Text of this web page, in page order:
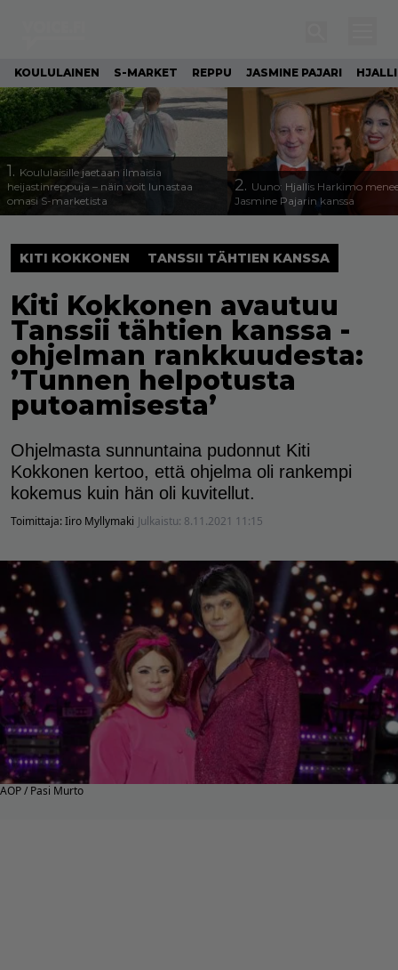
KOULULAINEN S-MARKET REPPU JASMINE PAJARI
1. Koululaisille jaetaan ilmaisia
heijastinreppuja – näin voit lunastaa
omasi S-marketista
2. Uuno: Hjallis Harkimo
Jasmine Pajarin kanssa
KITI KOKKONEN TANSSII TÄHTIEN KANSSA
Kiti Kokkonen avautuu
Tanssii tähtien kanssa -
ohjelman rankkuudesta:
’Tunnen helpotusta
putoamisesta’
Ohjelmasta sunnuntaina pudonnut Kiti
Kokkonen kertoo, että ohjelma oli rankempi
kokemus kuin hän oli kuvitellut.
Toimittaja:Iiro Myllymaki Julkaistu: 8.11.2021 11:15
AOP / Pasi Murto